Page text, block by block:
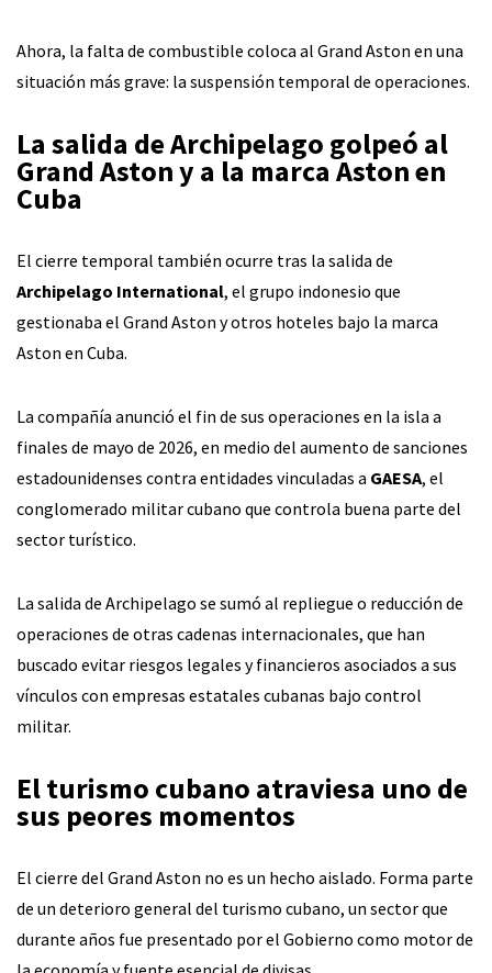
Ahora, la falta de combustible coloca al Grand Aston en una
situación más grave: la suspensión temporal de operaciones.
La salida de Archipelago golpeó al
Grand Aston y a la marca Aston en
Cuba
El cierre temporal también ocurre tras la salida de
Archipelago International, el grupo indonesio que
gestionaba el Grand Aston y otros hoteles bajo la marca
Aston en Cuba.
La compañía anunció el fin de sus operaciones en la isla a
finales de mayo de 2026, en medio del aumento de sanciones
estadounidenses contra entidades vinculadas a GAESA, el
conglomerado militar cubano que controla buena parte del
sector turístico.
La salida de Archipelago se sumó al repliegue o reducción de
operaciones de otras cadenas internacionales, que han
buscado evitar riesgos legales y financieros asociados a sus
vínculos con empresas estatales cubanas bajo control
militar.
El turismo cubano atraviesa uno de
sus peores momentos
El cierre del Grand Aston no es un hecho aislado. Forma parte
de un deterioro general del turismo cubano, un sector que
durante años fue presentado por el Gobierno como motor de